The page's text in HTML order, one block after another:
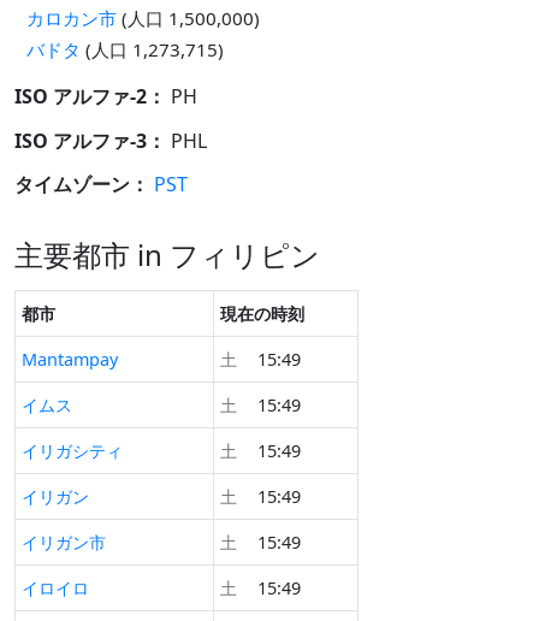
カロカン市 (人口 1,500,000)
バドタ (人口 1,273,715)
ISO アルファ-2： PH
ISO アルファ-3： PHL
タイムゾーン： PST
主要都市 in フィリピン
都市
現在の時刻
Mantampay
土
15:49
イムス
土
15:49
イリガシティ
土
15:49
イリガン
土
15:49
イリガン市
土
15:49
イロイロ
土
15:49